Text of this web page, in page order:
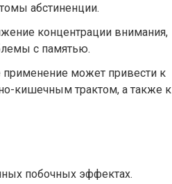
абстиненции.
концентрации внимания,
с памятью.
применение может привести к
кишечным трактом, а также к
побочных эффектах.